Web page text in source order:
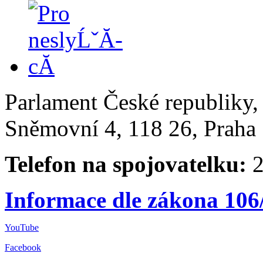
Parlament České
Sněmovní 4, 118 26,
Telefon na spojovatelku:
Informace dle zákona
YouTube
Facebook